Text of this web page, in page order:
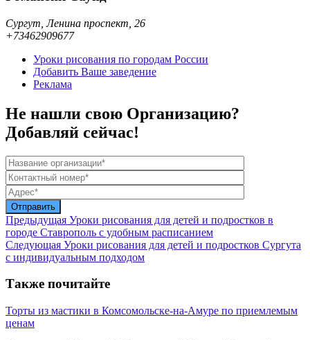
Сургут, Ленина проспект, 26
+73462909677
Уроки рисования по городам России
Добавить Ваше заведение
Реклама
Не нашли свою Организацию?
Добавляй сейчас!
Предыдущая Уроки рисования для детей и подростков в
городе Ставрополь с удобным расписанием
Следующая Уроки рисования для детей и подростков Сургута
с индивидуальным подходом
Также почитайте
Торты из мастики в Комсомольске-на-Амуре по приемлемым
ценам